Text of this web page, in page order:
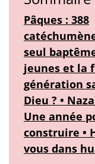
Pâques : 388
seul
jeunes et la
génération
Dieu ? •
Une année
construire •
vous dans